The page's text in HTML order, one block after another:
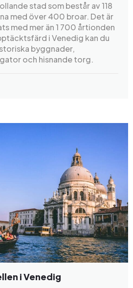
stad som består av 118
med över 400 broar. Det är
med mer än 1 700 årtionden
i Venedig kan du
byggnader,
och hisnande torg.
i Venedig